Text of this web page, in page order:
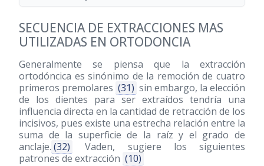
SECUENCIA DE EXTRACCIONES MAS
UTILIZADAS EN ORTODONCIA
Generalmente se piensa que la extracción
ortodóncica es sinónimo de la remoción de cuatro
primeros premolares (31) sin embargo, la elección
de los dientes para ser extraídos tendría una
influencia directa en la cantidad de retracción de los
incisivos, pues existe una estrecha relación entre la
suma de la superficie de la raíz y el grado de
anclaje. (32)
Vaden, sugiere los siguientes
patrones de extracción (10)